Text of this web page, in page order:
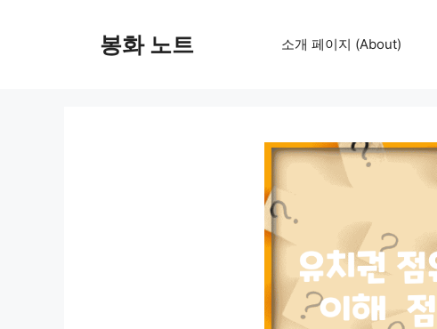
봉화 노트 소개 페이지 (About)